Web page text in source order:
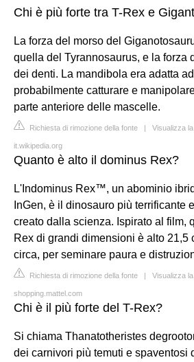
Chi è più forte tra T-Rex e
La forza del morso del
quella del Tyrannosaurus, e la forza
dei denti. La mandibola era adatta
probabilmente catturare e
parte anteriore delle mascelle.
Richiesta di rimozione della fonte | Visualizza
it.wikipedia.org
Quanto è alto il dominus Rex?
L'Indominus Rex™, un abominio
InGen, è il dinosauro più terrificante
creato dalla scienza. Ispirato al film,
Rex di grandi dimensioni è alto 21,5
circa, per seminare paura e
Richiesta di rimozione della fonte | Visualizza
shopping.mattel.com
Chi è il più forte del T-Rex?
Si chiama Thanatotheristes
dei carnivori più temuti e spaventosi